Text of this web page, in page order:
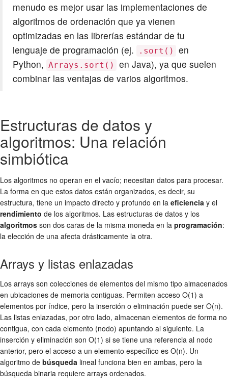
menudo es mejor usar las implementaciones de
algoritmos de ordenación que ya vienen
optimizadas en las librerías estándar de tu
lenguaje de programación (ej.
.sort()
en
Python, Arrays.sort()
en Java), ya que suelen
combinar las ventajas de varios algoritmos.
Estructuras de datos y
algoritmos: Una relación
simbiótica
Los algoritmos no operan en el vacío; necesitan datos para procesar.
La forma en que estos datos están organizados, es decir, su
estructura, tiene un impacto directo y profundo en la eficiencia y el
rendimiento de los algoritmos. Las estructuras de datos y los
algoritmos son dos caras de la misma moneda en la programación:
la elección de una afecta drásticamente la otra.
Arrays y listas enlazadas
Los arrays son colecciones de elementos del mismo tipo almacenados
en ubicaciones de memoria contiguas. Permiten acceso O(1) a
elementos por índice, pero la inserción o eliminación puede ser O(n).
Las listas enlazadas, por otro lado, almacenan elementos de forma no
contigua, con cada elemento (nodo) apuntando al siguiente. La
inserción y eliminación son O(1) si se tiene una referencia al nodo
anterior, pero el acceso a un elemento específico es O(n). Un
algoritmo de búsqueda lineal funciona bien en ambas, pero la
búsqueda binaria requiere arrays ordenados.